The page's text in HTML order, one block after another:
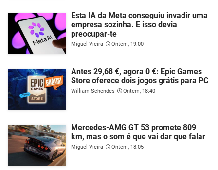
Esta IA da Meta conseguiu invadir uma
empresa sozinha. E isso devia
preocupar-te
Miguel Vieira Ontem, 19:00
Antes 29,68 €, agora 0 €: Epic Games
Store oferece dois jogos grátis para PC
William Schendes Ontem, 18:40
Mercedes-AMG GT 53 promete 809
km, mas o som é que vai dar que falar
Miguel Vieira Ontem, 18:05